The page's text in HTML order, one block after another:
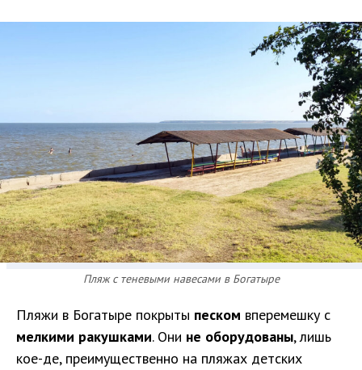
Пляж с теневыми навесами в Богатыре
Пляжи в Богатыре покрыты песком вперемешку с
мелкими ракушками. Они не оборудованы, лишь
кое-де, преимущественно на пляжах детских